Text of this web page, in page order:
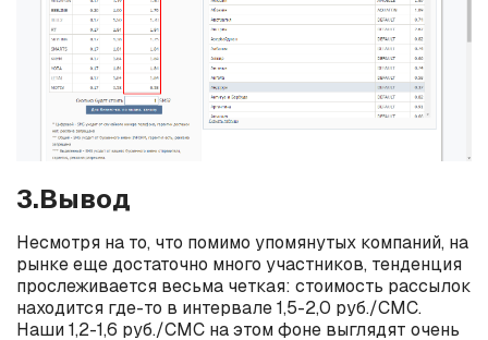
3.Вывод
Несмотря на то, что помимо упомянутых компаний, на
рынке еще достаточно много участников, тенденция
прослеживается весьма четкая: стоимость рассылок
находится где-то в интервале 1,5-2,0 руб./СМС.
Наши 1,2-1,6 руб./СМС на этом фоне выглядят очень